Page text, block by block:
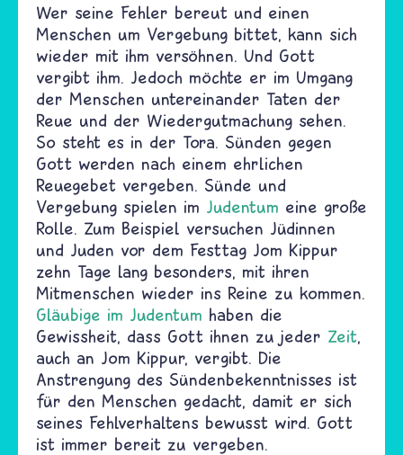
Wer seine Fehler bereut und einen
Menschen um Vergebung bittet, kann sich
wieder mit ihm versöhnen. Und Gott
vergibt ihm. Jedoch möchte er im Umgang
der Menschen untereinander Taten der
Reue und der Wiedergutmachung sehen.
So steht es in der Tora. Sünden gegen
Gott werden nach einem ehrlichen
Reuegebet vergeben. Sünde und
Vergebung spielen im Judentum eine große
Rolle. Zum Beispiel versuchen Jüdinnen
und Juden vor dem Festtag Jom Kippur
zehn Tage lang besonders, mit ihren
Mitmenschen wieder ins Reine zu kommen.
Gläubige im Judentum haben die
Gewissheit, dass Gott ihnen zu jeder Zeit,
auch an Jom Kippur, vergibt. Die
Anstrengung des Sündenbekenntnisses ist
für den Menschen gedacht, damit er sich
seines Fehlverhaltens bewusst wird. Gott
ist immer bereit zu vergeben.